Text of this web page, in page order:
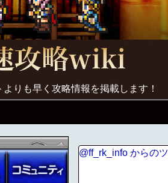
りも早く攻略情報を掲載します！
@ff_rk_info からの